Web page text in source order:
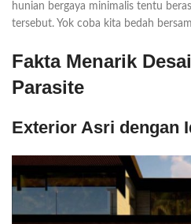
hunian bergaya minimalis tentu
tersebut. Yok coba kita bedah
Fakta Menarik
Parasite
Exterior Asri dengan